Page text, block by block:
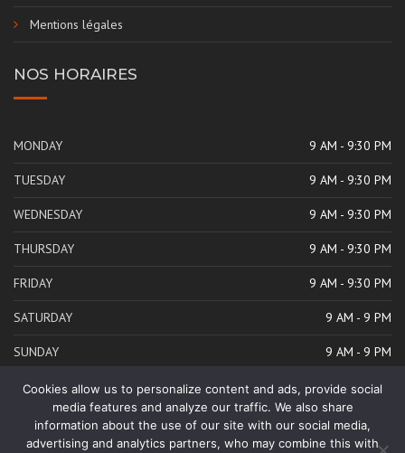
Mentions légales
NOS HORAIRES
MONDAY 9 AM - 9:30 PM
TUESDAY 9 AM - 9:30 PM
WEDNESDAY 9 AM - 9:30 PM
THURSDAY 9 AM - 9:30 PM
FRIDAY 9 AM - 9:30 PM
SATURDAY 9 AM - 9 PM
SUNDAY 9 AM - 9 PM
Cookies allow us to personalize content and ads, provide social
media features and analyze our traffic. We also share
information about the use of our site with our social media,
advertising and analytics partners, who may combine this with